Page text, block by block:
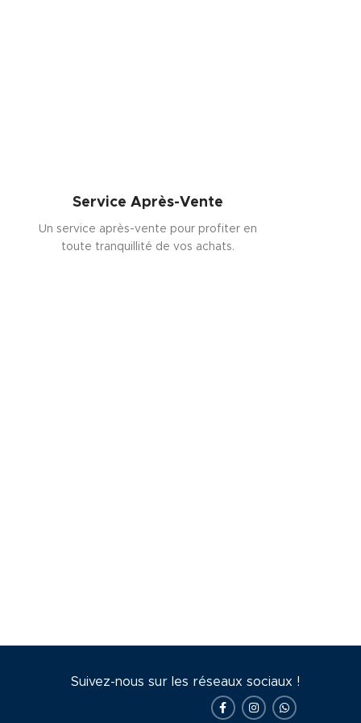
Service Après-Vente
Un service après-vente pour profiter en
toute tranquillité de vos achats.
Suivez-nous sur les réseaux sociaux !